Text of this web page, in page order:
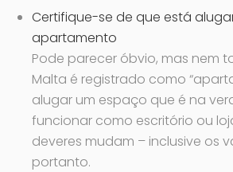
Certifique-se de que está
apartamento
Pode parecer óbvio, mas nem
Malta é registrado como
alugar um espaço que é na
funcionar como escritório ou
deveres mudam – inclusive os
portanto.